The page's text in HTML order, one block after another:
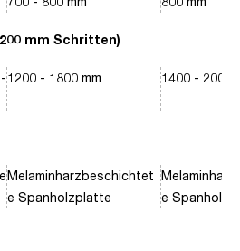
mm Schritten)
1200 - 1800 mm
Melaminharzbeschichtet
e Spanholzplatte
1400 - 2000
e